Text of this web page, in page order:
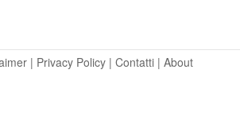
| Privacy Policy| Contatti| About